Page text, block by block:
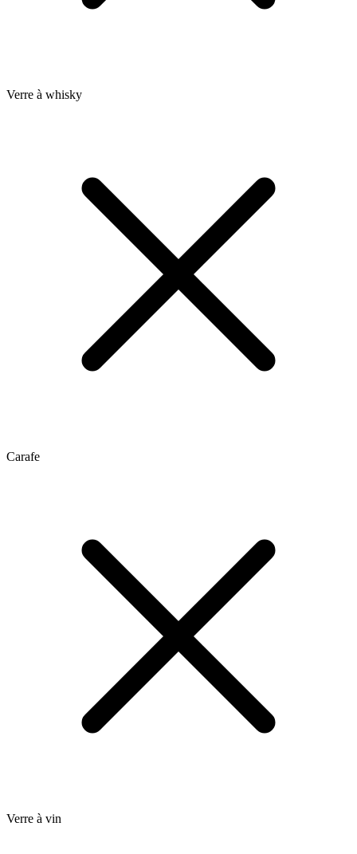
Verre à whisky
Carafe
Verre à vin